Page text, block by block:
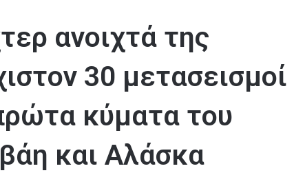
ανοιχτά της
30 μετασεισμοί
κύματα του
και Αλάσκα